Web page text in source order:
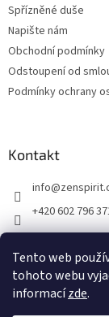
Tento web
tohoto webu
informacízde.
Spřízněné duše
Napište nám
Obchodní podmínky
Odstoupení od
Podmínky ochrany
Kontakt
info@
+420 602 796